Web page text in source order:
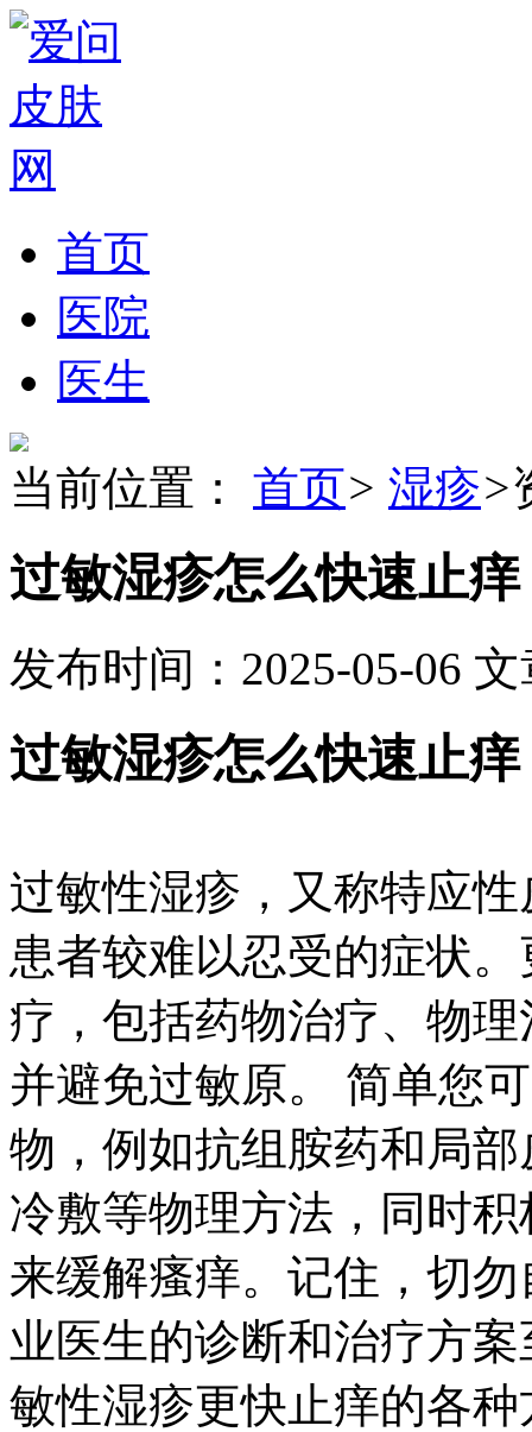
首页
医院
医生
当前位置： 首页> 湿疹>
过敏湿疹怎么快速止痒
发布时间：2025-05-06 文
过敏湿疹怎么快速止痒
过敏性湿疹，又称特应
患者较难以忍受的症状
疗，包括药物治疗、物
并避免过敏原。 简单您
物，例如抗组胺药和局
冷敷等物理方法，同时
来缓解瘙痒。记住，切
业医生的诊断和治疗方
敏性湿疹更快止痒的各